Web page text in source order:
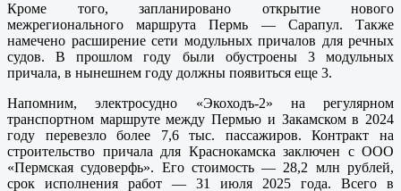
Кроме того, запланировано открытие нового
межрегионального маршрута Пермь — Сарапул. Также
намечено расширение сети модульных причалов для речных
судов. В прошлом году были обустроены 3 модульных
причала, в нынешнем году должны появиться еще 3.
Напомним, электросудно «Экоходъ-2» на регулярном
транспортном маршруте между Пермью и Закамском в 2024
году перевезло более 7,6 тыс. пассажиров. Контракт на
строительство причала для Краснокамска заключен с ООО
«Пермская судоверфь». Его стоимость — 28,2 млн рублей,
срок исполнения работ — 31 июля 2025 года. Всего в